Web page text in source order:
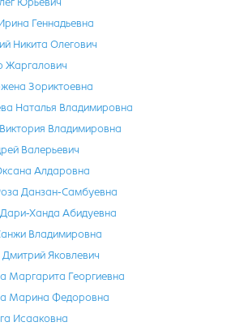
Юрьевич
Геннадьевна
Никита Олегович
Жаргалович
Зориктоевна
Наталья Владимировна
Владимировна
Валерьевич
Алдаровна
Данзан-Самбуевна
Ханда Абидуевна
Владимировна
Яковлевич
Маргарита Георгиевна
Марина Федоровна
Исааковна